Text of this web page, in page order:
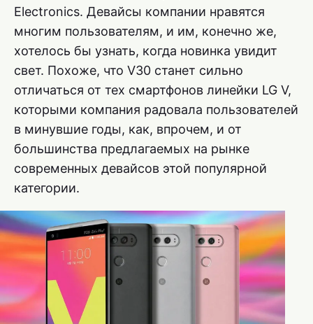
Electronics. Девайсы компании нравятся
многим пользователям, и им, конечно же,
хотелось бы узнать, когда новинка увидит
свет. Похоже, что V30 станет сильно
отличаться от тех смартфонов линейки LG V,
которыми компания радовала пользователей
в минувшие годы, как, впрочем, и от
большинства предлагаемых на рынке
современных девайсов этой популярной
категории.